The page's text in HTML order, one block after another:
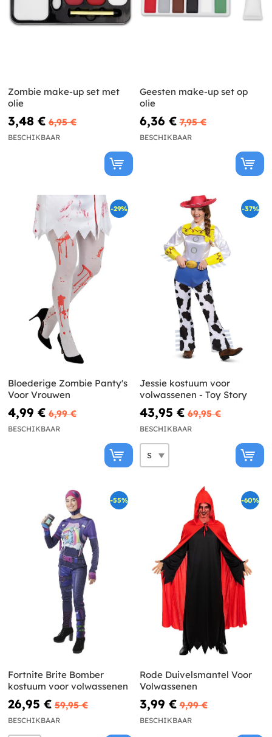
Zombie make-up set met
olie
3,48 € 6,95 €
BESCHIKBAAR
Geesten make-up set op
olie
6,36 € 7,95 €
BESCHIKBAAR
-29%
Bloederige Zombie Panty's
Voor Vrouwen
4,99 € 6,99 €
BESCHIKBAAR
-37%
Jessie kostuum voor
volwassenen - Toy Story
43,95 € 69,95 €
BESCHIKBAAR
-55%
Fortnite Brite Bomber
kostuum voor volwassenen
26,95 € 59,95 €
BESCHIKBAAR
-60%
Rode Duivelsmantel Voor
Volwassenen
3,99 € 9,99 €
BESCHIKBAAR